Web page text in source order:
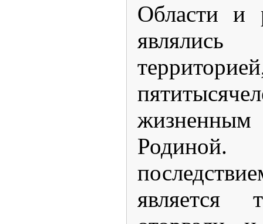
Области и
жизненным